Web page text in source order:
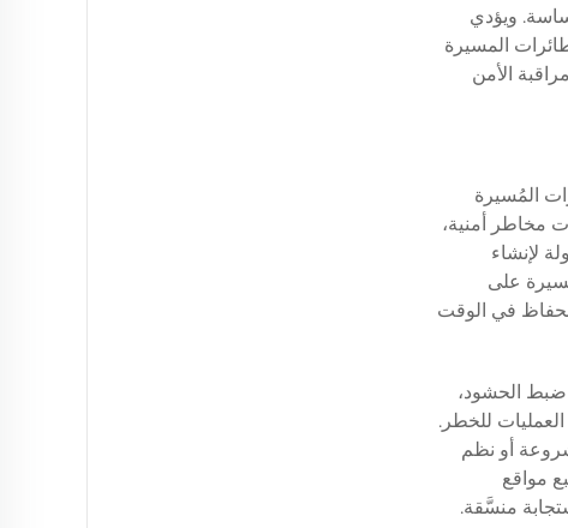
ويؤدي
المسيرة
الأمن
المُسيرة
مخاطر أمنية،
لإنشاء
على
في الوقت
ضبط الحشود،
للخطر.
أو نظم
مواقع